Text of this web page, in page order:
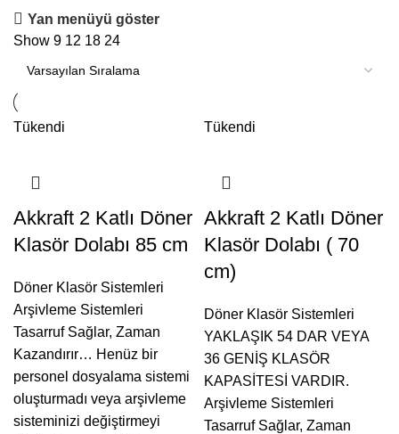
Yan menüyü göster
Show 9 12 18 24
Tükendi
Akkraft 2 Katlı Döner
Klasör Dolabı 85 cm
Döner Klasör Sistemleri
Arşivleme Sistemleri
Tasarruf Sağlar, Zaman
Kazandırır… Henüz bir
personel dosyalama sistemi
oluşturmadı veya arşivleme
sisteminizi değiştirmeyi
Tükendi
Akkraft 2 Katlı Döner
Klasör Dolabı ( 70
cm)
Döner Klasör Sistemleri
YAKLAŞIK 54 DAR VEYA
36 GENİŞ KLASÖR
KAPASİTESİ VARDIR.
Arşivleme Sistemleri
Tasarruf Sağlar, Zaman